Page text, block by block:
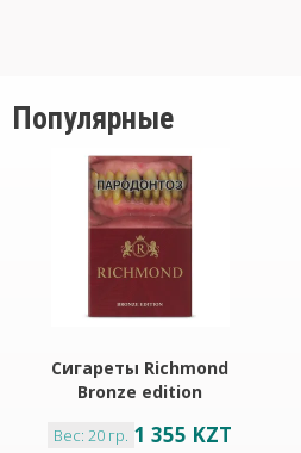
Популярные
Сигареты Richmond
Bronze edition
Вес: 20 гр. 1 355 KZT